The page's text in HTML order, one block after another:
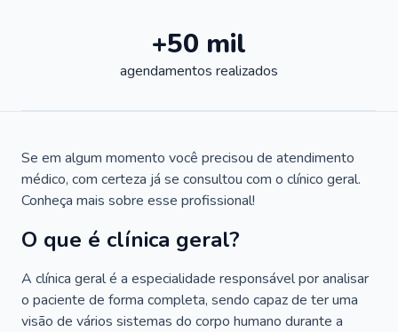
+50 mil
agendamentos realizados
Se em algum momento você precisou de atendimento
médico, com certeza já se consultou com o clínico geral.
Conheça mais sobre esse profissional!
O que é clínica geral?
A clínica geral é a especialidade responsável por analisar
o paciente de forma completa, sendo capaz de ter uma
visão de vários sistemas do corpo humano durante a